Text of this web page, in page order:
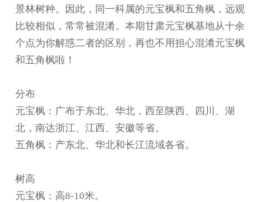
景林树种。因此，同一科属的元宝枫和五角枫，远观
比较相似，常常被混淆。本期甘肃元宝枫基地从十余
个点为你解惑二者的区别，再也不用担心混淆元宝枫
和五角枫啦！
分布
元宝枫：广布于东北、华北，西至陕西、四川、湖
北，南达浙江、江西、安徽等省。
五角枫：产东北、华北和长江流域各省。
树高
元宝枫：高8-10米。